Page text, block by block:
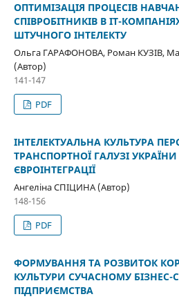
ОПТИМІЗАЦІЯ ПРОЦЕСІВ
СПІВРОБІТНИКІВ В ІТ-
ШТУЧНОГО ІНТЕЛЕКТУ
Ольга ГАРАФОНОВА, Роман КУЗІВ,
(Автор)
141-147
PDF
ІНТЕЛЕКТУАЛЬНА КУЛЬТУРА
ТРАНСПОРТНОЇ ГАЛУЗІ
ЄВРОІНТЕГРАЦІЇ
Ангеліна СПІЦИНА (Автор)
148-156
PDF
ФОРМУВАННЯ ТА РОЗВИТОК
КУЛЬТУРИ СУЧАСНОМУ БІЗНЕС-
ПІДПРИЄМСТВА